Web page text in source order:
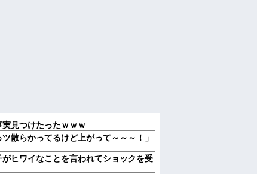
見つけたったｗｗｗ
散らかってるけど上がって～～～！」
ヒワイなことを言われてショックを受